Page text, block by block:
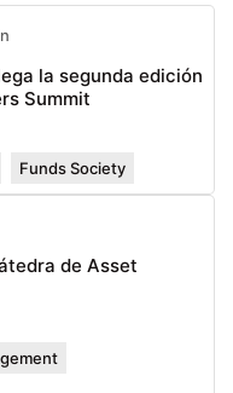
la segunda edición
Summit
Funds Society
de Asset